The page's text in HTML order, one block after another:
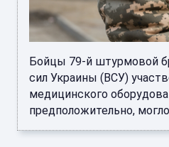
Бойцы 79-й штурмовой
сил Украины (ВСУ)
медицинского
предположительно,